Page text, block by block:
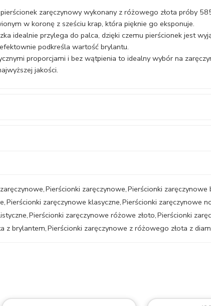
zaręczynowy wykonany z różowego złota próby
w koronę z sześciu krap, która pięknie go eksponuje.
idealnie przylega do palca, dzięki czemu pierścionek jest
podkreśla wartość brylantu.
proporcjami i bez wątpienia to idealny wybór na
jakości.
,Pierścionki zaręczynowe,Pierścionki zaręczynowe
,Pierścionki zaręczynowe klasyczne,Pierścionki zaręczynowe
,Pierścionki zaręczynowe różowe złoto,Pierścionki
z brylantem,Pierścionki zaręczynowe z różowego złota z